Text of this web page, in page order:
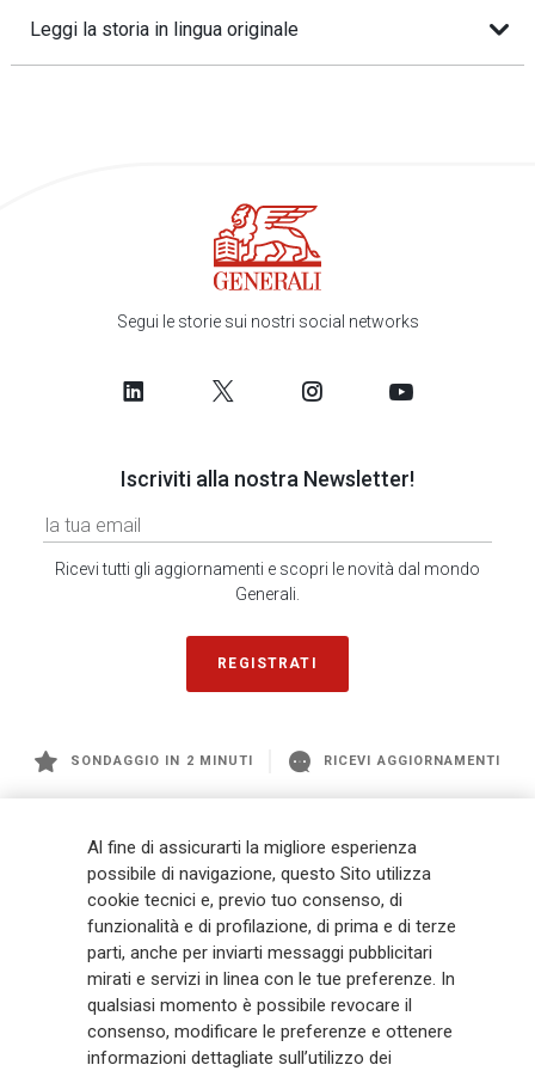
Leggi la storia in lingua originale
Segui le storie sui nostri social networks
Iscriviti alla nostra Newsletter!
Ricevi tutti gli aggiornamenti e scopri le novità dal mondo
Generali.
REGISTRATI
SONDAGGIO IN 2 MINUTI RICEVI AGGIORNAMENTI
management a livello globale, con premi complessivi pari a € 98,1
miliardi e € 900 miliardi di AUM nel 2025. Fondato nel 1831, con oltre 88
mila dipendenti e 163 mila agenti che servono 75 milioni di clienti, il
Gruppo ha una posizione di leadership in Europa e una presenza
crescente in Asia e America. Al centro della strategia di Generali c'è il suo
impegno Lifetime Partner verso i clienti, realizzato attraverso soluzioni
innovative e personalizzate, un'esperienza cliente di prima classe e le sue
capacità di distribuzione globale digitalizzata. Il Gruppo ha
completamente integrato la sostenibilità in tutte le scelte strategiche, con
Al fine di assicurarti la migliore esperienza
possibile di navigazione, questo Sito utilizza
cookie tecnici e, previo tuo consenso, di
funzionalità e di profilazione, di prima e di terze
parti, anche per inviarti messaggi pubblicitari
mirati e servizi in linea con le tue preferenze. In
qualsiasi momento è possibile revocare il
consenso, modificare le preferenze e ottenere
informazioni dettagliate sull’utilizzo dei